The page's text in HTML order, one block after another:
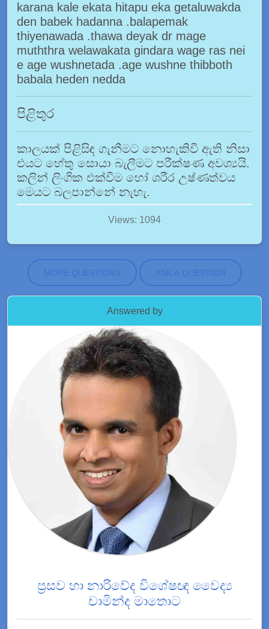
karana kale ekata hitapu eka getaluwakda
den babek hadanna .balapemak
thiyenawada .thawa deyak dr mage
muththra welawakata gindara wage ras nei
e age wushnetada .age wushne thibboth
babala heden nedda
පිළිතුර
කාලයක් පිළිසිඳ ගැනීමට නොහැකිවී ඇති නිසා
එයට හේතු සොයා බැලීමට පරීක්ෂණ අවශ්‍යයි.
කලින් ලිංගික එක්වීම හෝ ශරීර උෂ්ණත්වය
මෙයට බලපාන්නේ නැහැ.
Views: 1094
MORE QUESTIONS ASK A QUESTION
Answered by
ප්‍රසව හා නාරිවේද විශේෂඥ වෛද්‍ය
චාමින්ද මාතොට